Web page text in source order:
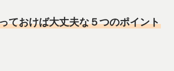
ておけば大丈夫な５つのポイント